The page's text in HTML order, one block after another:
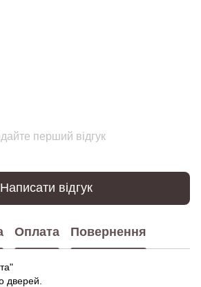
перший відгук
Написати відгук
Оплата Повернення
дверей.